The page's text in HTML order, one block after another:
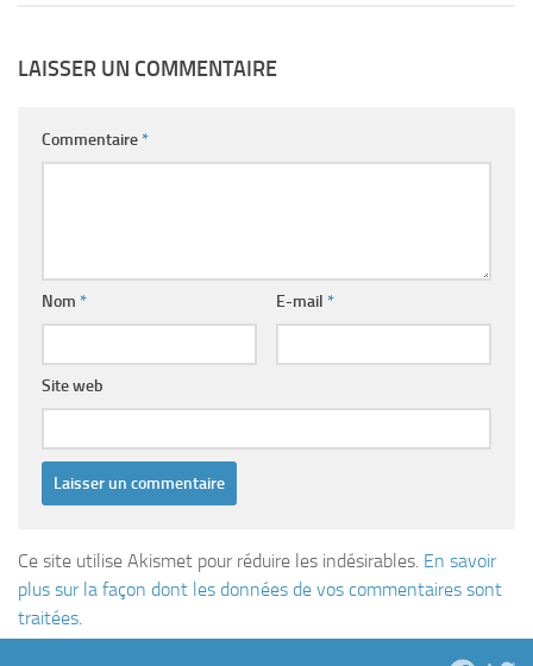
LAISSER UN COMMENTAIRE
Commentaire*
Nom * E-mail *
Site web
Ce site utilise Akismet pour réduire les indésirables. En savoir
plus sur la façon dont les données de vos commentaires sont
traitées.